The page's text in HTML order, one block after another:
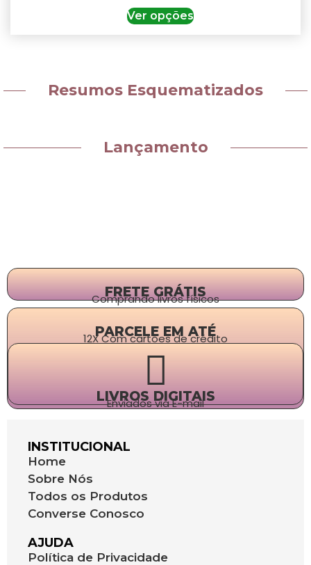
Ver opções
Resumos Esquematizados
Lançamento
FRETE GRÁTIS
Comprando livros físicos
PARCELE EM ATÉ
12X Com cartões de crédito
LIVROS DIGITAIS
Enviados via E-mail
INSTITUCIONAL
Home
Sobre Nós
Todos os Produtos
Converse Conosco
AJUDA
Política de Privacidade